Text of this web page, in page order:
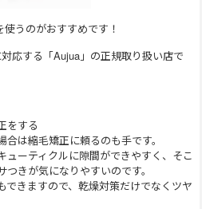
うのがおすすめです！
応する「Aujua」の正規取り扱い店で
をする
は縮毛矯正に頼るのも手です。
ーティクルに隙間ができやすく、そこ
きが気になりやすいのです。
きますので、乾燥対策だけでなくツヤ